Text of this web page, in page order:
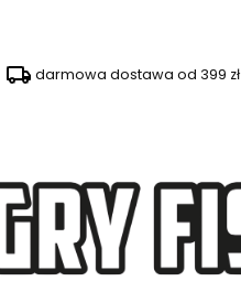
darmowa dostawa od 399 zł